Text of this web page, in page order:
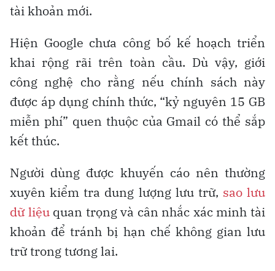
tài khoản mới.
Hiện Google chưa công bố kế hoạch triển
khai rộng rãi trên toàn cầu. Dù vậy, giới
công nghệ cho rằng nếu chính sách này
được áp dụng chính thức, “kỷ nguyên 15 GB
miễn phí” quen thuộc của Gmail có thể sắp
kết thúc.
Người dùng được khuyến cáo nên thường
xuyên kiểm tra dung lượng lưu trữ, sao lưu
dữ liệuquan trọng và cân nhắc xác minh tài
khoản để tránh bị hạn chế không gian lưu
trữ trong tương lai.